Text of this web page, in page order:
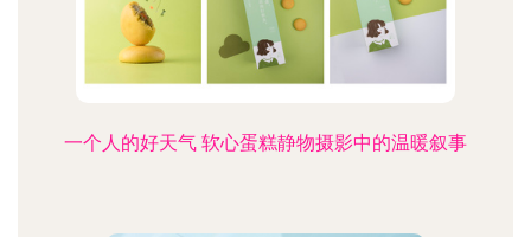
一个人的好天气 软心蛋糕静物摄影中的温暖叙事